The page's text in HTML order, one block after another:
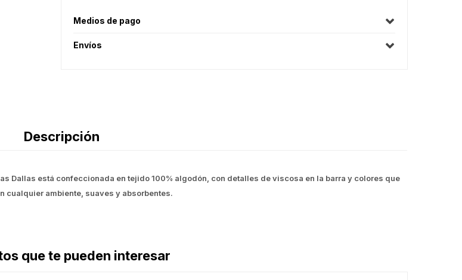
Medios de pago
Envíos
Descripción
Dallas está confeccionada en tejido 100% algodón, con detalles de viscosa en la barra y colores que
cualquier ambiente, suaves y absorbentes.
que te pueden interesar